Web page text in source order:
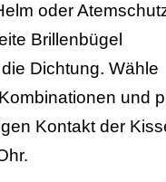
oder
Brillenbügel
Dichtung. Wähle
und
Kontakt der